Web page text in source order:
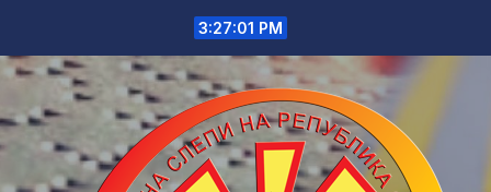
content
3:27:01 PM